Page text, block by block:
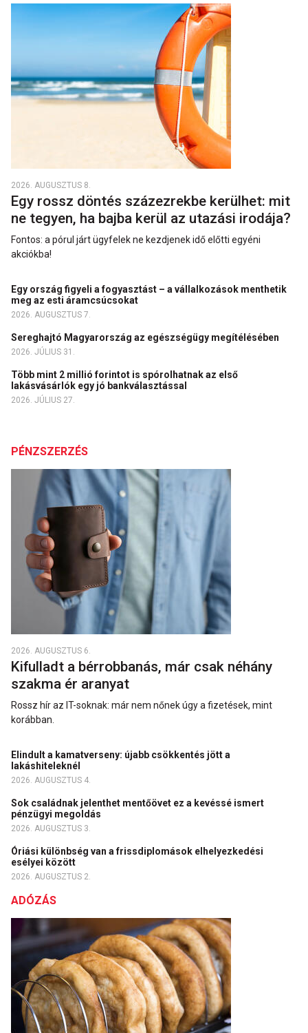
2026. AUGUSZTUS 8.
Egy rossz döntés százezrekbe kerülhet: mit
ne tegyen, ha bajba kerül az utazási irodája?
Fontos: a pórul járt ügyfelek ne kezdjenek idő előtti egyéni
akciókba!
Egy ország figyeli a fogyasztást – a vállalkozások menthetik
meg az esti áramcsúcsokat
2026. AUGUSZTUS 7.
Sereghajtó Magyarország az egészségügy megítélésében
2026. JÚLIUS 31.
Több mint 2 millió forintot is spórolhatnak az első
lakásvásárlók egy jó bankválasztással
2026. JÚLIUS 27.
PÉNZSZERZÉS
2026. AUGUSZTUS 6.
Kifulladt a bérrobbanás, már csak néhány
szakma ér aranyat
Rossz hír az IT-soknak: már nem nőnek úgy a fizetések, mint
korábban.
Elindult a kamatverseny: újabb csökkentés jött a
lakáshiteleknél
2026. AUGUSZTUS 4.
Sok családnak jelenthet mentőövet ez a kevéssé ismert
pénzügyi megoldás
2026. AUGUSZTUS 3.
Óriási különbség van a frissdiplomások elhelyezkedési
esélyei között
2026. AUGUSZTUS 2.
ADÓZÁS